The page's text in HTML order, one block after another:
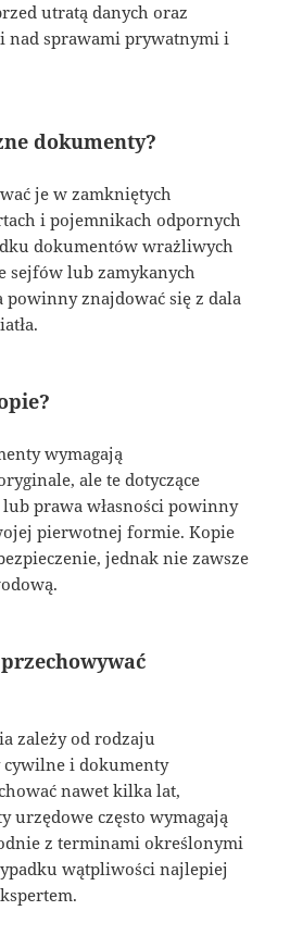
utratą danych oraz
nad sprawami prywatnymi i
dokumenty?
je w zamkniętych
i pojemnikach odpornych
dokumentów wrażliwych
sejfów lub zamykanych
powinny znajdować się z dala
wymagają
ale te dotyczące
prawa własności powinny
pierwotnej formie. Kopie
jednak nie zawsze
zależy od rodzaju
i dokumenty
nawet kilka lat,
urzędowe często wymagają
z terminami określonymi
wątpliwości najlepiej